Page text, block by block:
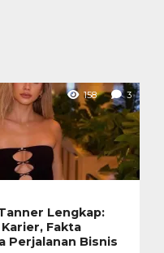
158 3
Lengkap:
Fakta
Perjalanan Bisnis